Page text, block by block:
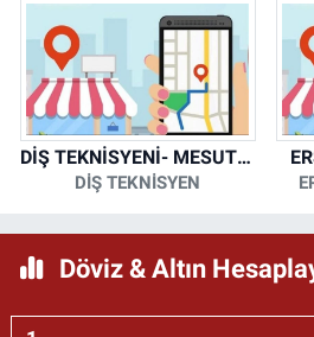
DİŞ TEKNİSYENİ- MESUT KORKMAZ
DİŞ TEKNİSYEN
Döviz & Altın